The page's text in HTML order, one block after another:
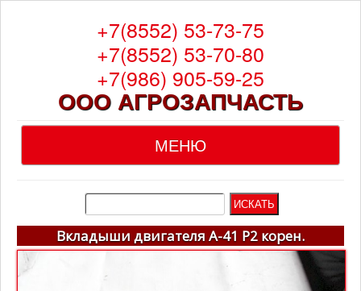
+7(8552) 53-73-75
+7(8552) 53-70-80
+7(986) 905-59-25
ООО АГРОЗАПЧАСТЬ
МЕНЮ
Главная
О компании
Вкладыши двигателя А-41 Р2 корен.